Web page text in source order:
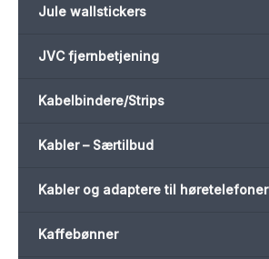
Jule wallstickers
JVC fjernbetjening
Kabelbindere/Strips
Kabler – Særtilbud
Kabler og adaptere til høretelefoner
Kaffebønner